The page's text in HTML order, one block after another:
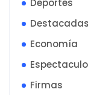
Deportes
Destacadas
Economía
Firmas